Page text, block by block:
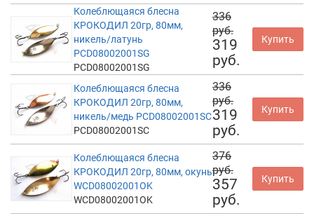
Колеблющаяся блесна
КРОКОДИЛ 20гр, 80мм,
никель/латунь
PCD08002001SG
PCD08002001SG
336
руб.
319
руб.
Купить
Колеблющаяся блесна
КРОКОДИЛ 20гр, 80мм,
никель/медь PCD08002001SC
PCD08002001SC
336
руб.
319
руб.
Купить
Колеблющаяся блесна
КРОКОДИЛ 20гр, 80мм, окунь
WCD08002001OK
WCD08002001OK
376
руб.
357
руб.
Купить